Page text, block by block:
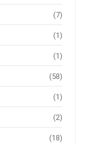
(7)
(1)
(1)
(58)
(1)
(2)
(18)